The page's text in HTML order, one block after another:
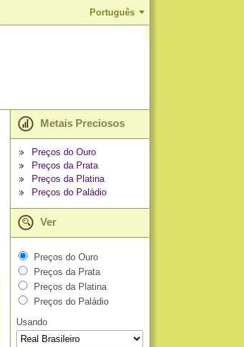
Português
Metais Preciosos
Preços do Ouro
Preços da Prata
Preços da Platina
Preços do Paládio
Ver
Preços do Ouro
Preços da Prata
Preços da Platina
Preços do Paládio
Usando